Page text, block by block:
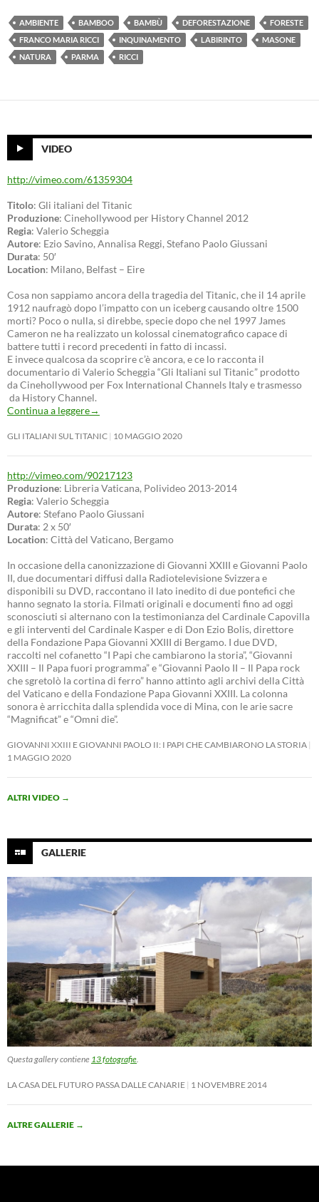
AMBIENTE BAMBOO BAMBÙ DEFORESTAZIONE
FORESTE
FRANCO MARIA RICCI
INQUINAMENTO LABIRINTO
MASONE
NATURA
PARMA RICCI
VIDEO
http://vimeo.com/61359304
Titolo: Gli italiani del Titanic
Produzione: Cinehollywood per History Channel 2012
Regia: Valerio Scheggia
Autore: Ezio Savino, Annalisa Reggi, Stefano Paolo Giussani
Durata: 50′
Location: Milano, Belfast – Eire
Cosa non sappiamo ancora della tragedia del Titanic, che il 14 aprile
1912 naufragò dopo l’impatto con un iceberg causando oltre 1500
morti? Poco o nulla, si direbbe, specie dopo che nel 1997 James
Cameron ne ha realizzato un kolossal cinematografico capace di
battere tutti i record precedenti in fatto di incassi.
E invece qualcosa da scoprire c’è ancora, e ce lo racconta il
documentario di Valerio Scheggia “Gli Italiani sul Titanic” prodotto
da Cinehollywood per Fox International Channels Italy e trasmesso
da History Channel.
Continua a leggere→
GLI ITALIANI SUL TITANIC 10 MAGGIO 2020
http://vimeo.com/90217123
Produzione: Libreria Vaticana, Polivideo 2013-2014
Regia: Valerio Scheggia
Autore: Stefano Paolo Giussani
Durata: 2 x 50′
Location: Città del Vaticano, Bergamo
In occasione della canonizzazione di Giovanni XXIII e Giovanni Paolo
II, due documentari diffusi dalla Radiotelevisione Svizzera e
disponibili su DVD, raccontano il lato inedito di due pontefici che
hanno segnato la storia. Filmati originali e documenti fino ad oggi
sconosciuti si alternano con la testimonianza del Cardinale Capovilla
e gli interventi del Cardinale Kasper e di Don Ezio Bolis, direttore
della Fondazione Papa Giovanni XXIII di Bergamo. I due DVD,
raccolti nel cofanetto “I Papi che cambiarono la storia”, “Giovanni
XXIII – Il Papa fuori programma” e “Giovanni Paolo II – Il Papa rock
che sgretolò la cortina di ferro” hanno attinto agli archivi della Città
del Vaticano e della Fondazione Papa Giovanni XXIII. La colonna
sonora è arricchita dalla splendida voce di Mina, con le arie sacre
“Magnificat” e “Omni die”.
GIOVANNI XXIII E GIOVANNI PAOLO II: I PAPI CHE CAMBIARONO LA STORIA
1 MAGGIO 2020
ALTRI VIDEO →
GALLERIE
Questa gallery contiene 13 fotografie.
LA CASA DEL FUTURO PASSA DALLE CANARIE 1 NOVEMBRE 2014
ALTRE GALLERIE →